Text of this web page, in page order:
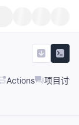
Actions 项目讨论